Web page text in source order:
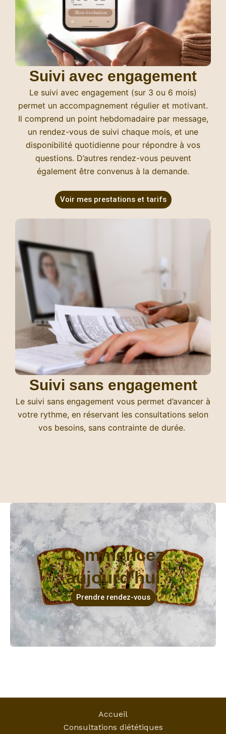
Suivi avec engagement
Le suivi avec engagement (sur 3 ou 6 mois)
permet un accompagnement régulier et motivant.
Il comprend un point hebdomadaire par message,
un rendez-vous de suivi chaque mois, et une
disponibilité quotidienne pour répondre à vos
questions. D’autres rendez-vous peuvent
également être convenus à la demande.
Voir mes prestations et tarifs
Suivi sans engagement
Le suivi sans engagement vous permet d’avancer à
votre rythme, en réservant les consultations selon
vos besoins, sans contrainte de durée.
Commencez
aujourd'hui
Prendre rendez-vous
Accueil
Consultations diététiques